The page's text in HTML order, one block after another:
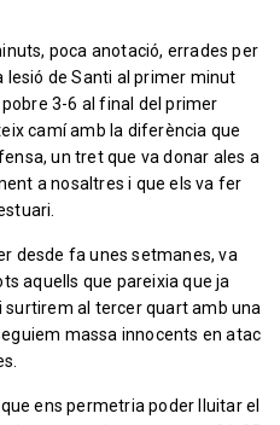
poca anotació, errades per
lesió de Santi al primer minut
3-6 al final del primer
camí amb la diferència que
un tret que va donar ales a
a nosaltres i que els va fer
desde fa unes setmanes, va
aquells que pareixia que ja
surtirem al tercer quart amb una
massa innocents en atac
ens permetria poder lluitar el